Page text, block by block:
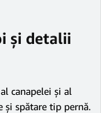
și detalii
canapelei și al
spătare tip pernă.